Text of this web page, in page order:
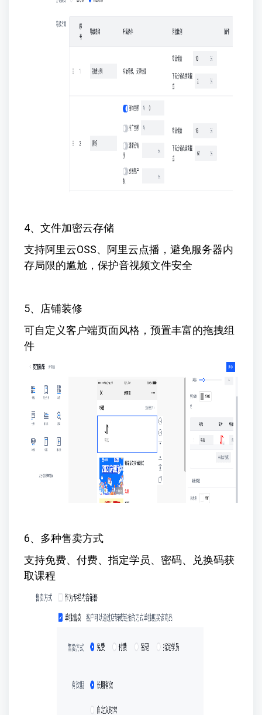
4、文件加密云存储
支持阿里云OSS、阿里云点播，避免服务器内
存局限的尴尬，保护音视频文件安全
5、店铺装修
可自定义客户端页面风格，预置丰富的拖拽组
件
6、多种售卖方式
支持免费、付费、指定学员、密码、兑换码获
取课程